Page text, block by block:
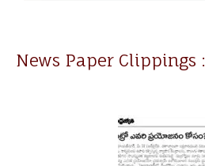
News Paper Clippings :